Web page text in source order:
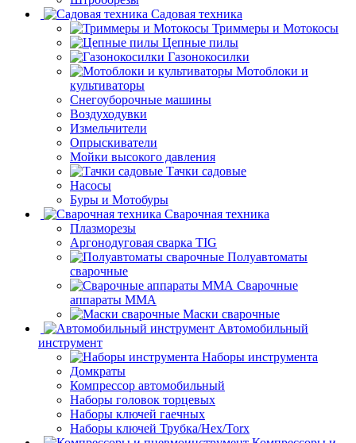
Садовая техника
Триммеры и Мотокосы
Цепные пилы
Газонокосилки
Мотоблоки и
культиваторы
Снегоуборочные машины
Воздуходувки
Измельчители
Опрыскиватели
Мойки высокого давления
Тачки садовые
Насосы
Буры и Мотобуры
Сварочная техника
Плазморезы
Аргонодуговая сварка TIG
Полуавтоматы
сварочные
Сварочные
аппараты ММА
Маски сварочные
Автомобильный
инструмент
Наборы инструмента
Домкраты
Компрессор автомобильный
Наборы головок торцевых
Наборы ключей гаечных
Наборы ключей Трубка/Hex/Torx